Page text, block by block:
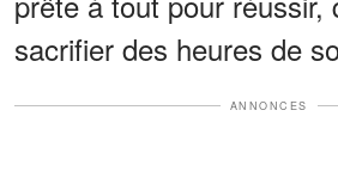
sacrifier des heures de
ANNONCES